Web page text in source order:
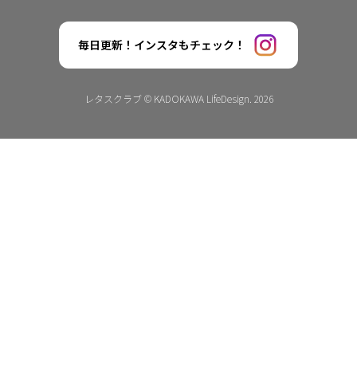
毎日更新！インスタもチェック！
レタスクラブ © KADOKAWA LifeDesign. 2026